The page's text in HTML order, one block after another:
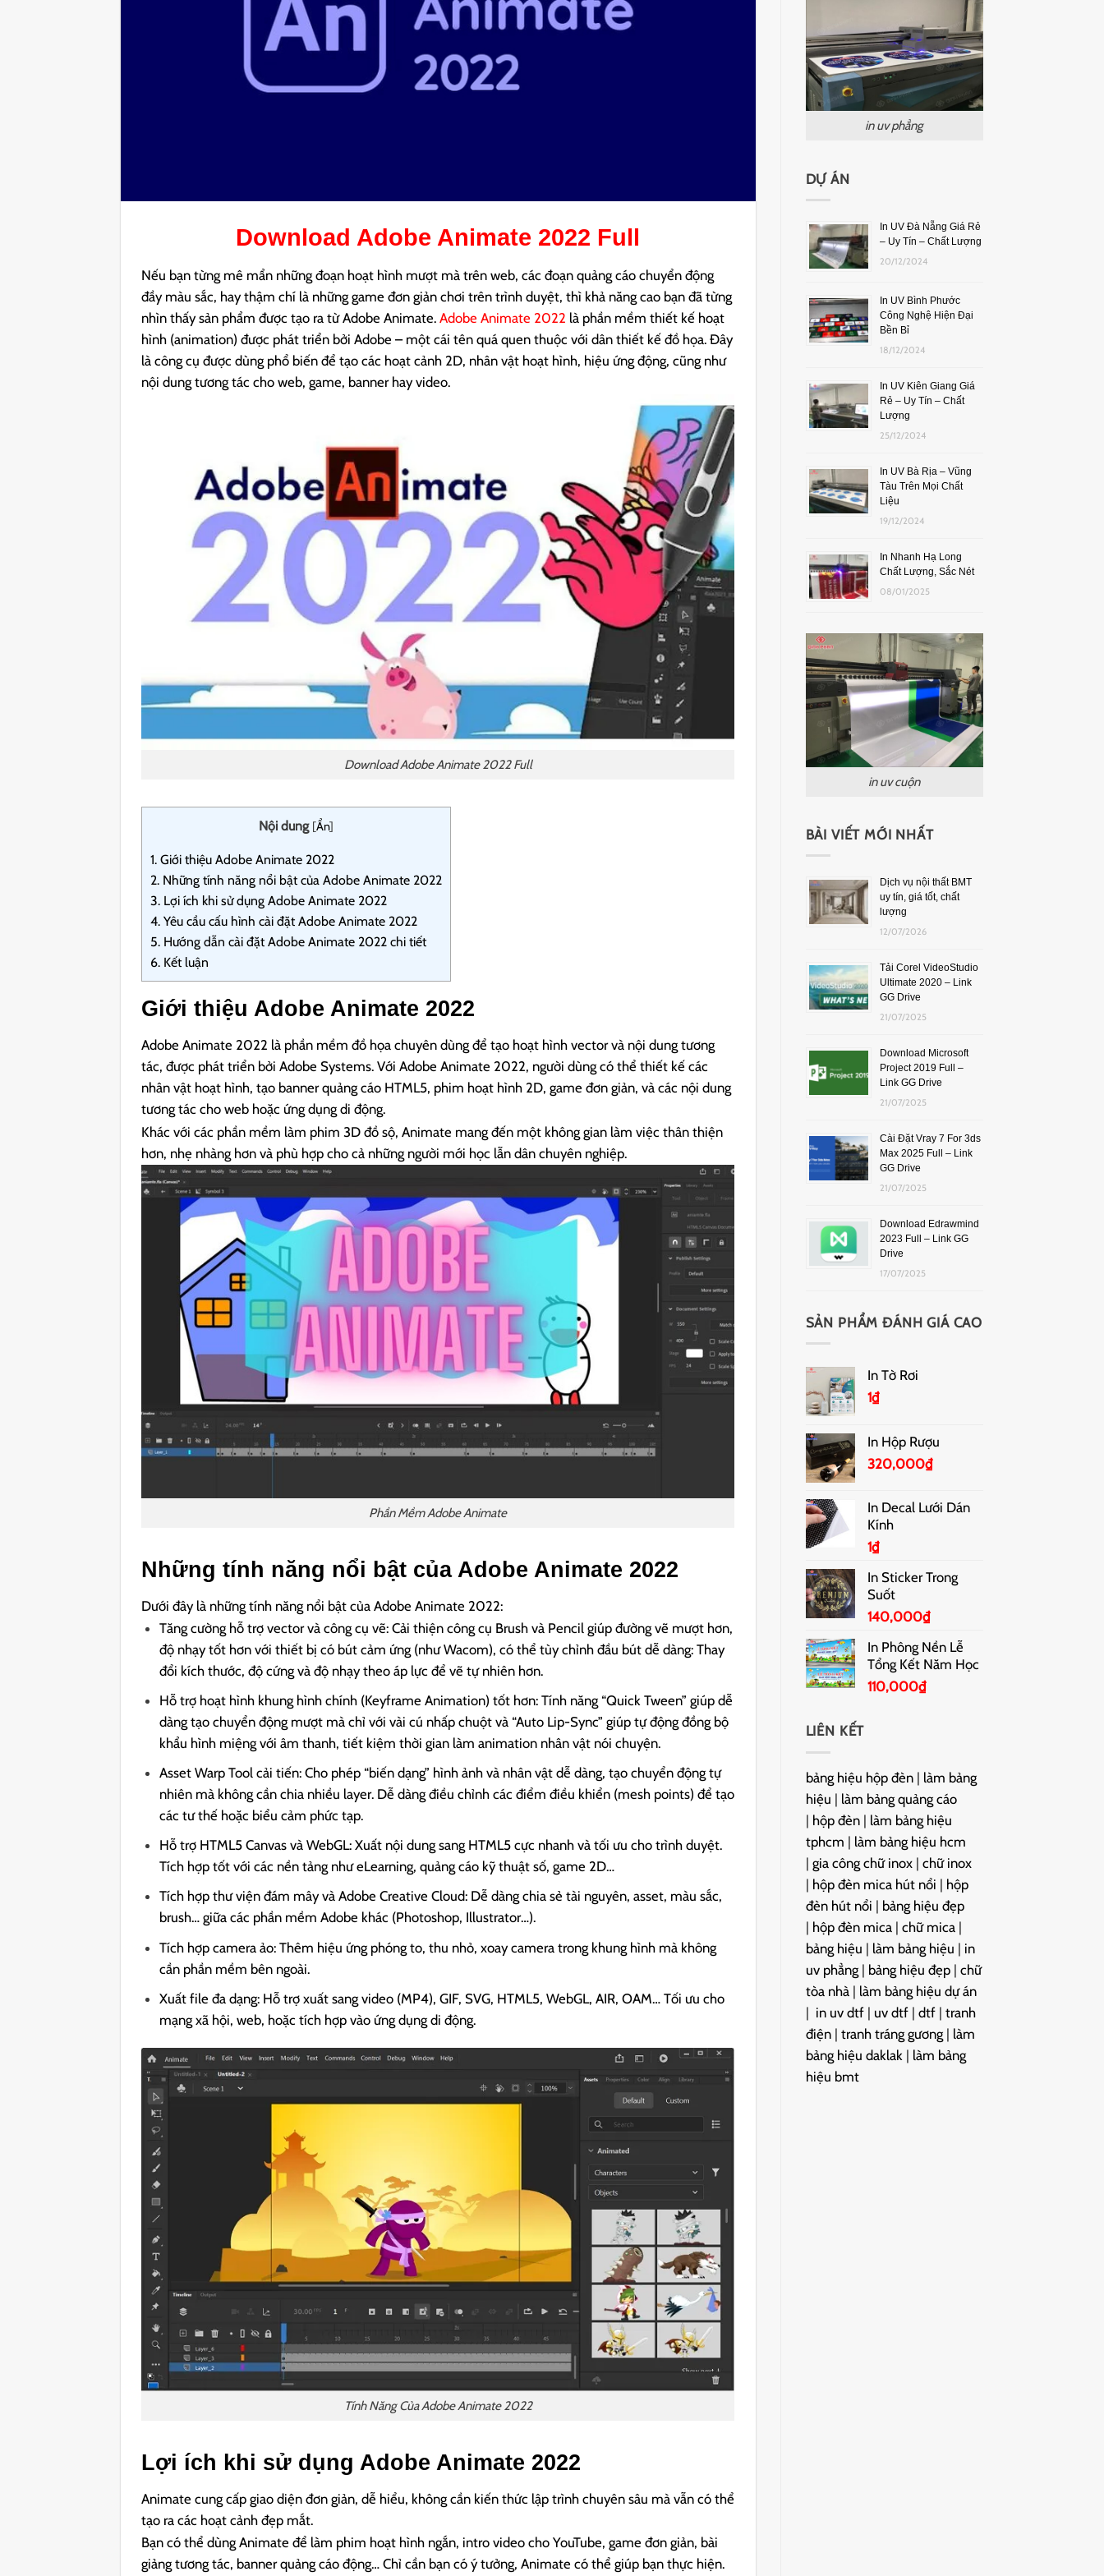
Download Adobe Animate 2022 Full
Nếu bạn từng mê mẩn những đoạn hoạt hình mượt mà trên web, các đoạn quảng cáo chuyển động
đầy màu sắc, hay thậm chí là những game đơn giản chơi trên trình duyệt, thì khả năng cao bạn đã từng
nhìn thấy sản phẩm được tạo ra từ Adobe Animate.Adobe Animate 2022 là phần mềm thiết kế hoạt
hình (animation) được phát triển bởi Adobe – một cái tên quá quen thuộc với dân thiết kế đồ họa. Đây
là công cụ được dùng phổ biến để tạo các hoạt cảnh 2D, nhân vật hoạt hình, hiệu ứng động, cũng như
nội dung tương tác cho web, game, banner hay video.
Download Adobe Animate 2022 Full
Nội dung [Ẩn]
1. Giới thiệu Adobe Animate 2022
2. Những tính năng nổi bật của Adobe Animate 2022
3. Lợi ích khi sử dụng Adobe Animate 2022
4. Yêu cầu cấu hình cài đặt Adobe Animate 2022
5. Hướng dẫn cài đặt Adobe Animate 2022 chi tiết
6. Kết luận
Giới thiệu Adobe Animate 2022
Adobe Animate 2022 là phần mềm đồ họa chuyên dùng để tạo hoạt hình vector và nội dung tương
tác, được phát triển bởi Adobe Systems. Với Adobe Animate 2022, người dùng có thể thiết kế các
nhân vật hoạt hình, tạo banner quảng cáo HTML5, phim hoạt hình 2D, game đơn giản, và các nội dung
tương tác cho web hoặc ứng dụng di động.
Khác với các phần mềm làm phim 3D đồ sộ, Animate mang đến một không gian làm việc thân thiện
hơn, nhẹ nhàng hơn và phù hợp cho cả những người mới học lẫn dân chuyên nghiệp.
Phần Mềm Adobe Animate
Những tính năng nổi bật của Adobe Animate 2022
Dưới đây là những tính năng nổi bật của Adobe Animate 2022:
Tăng cường hỗ trợ vector và công cụ vẽ: Cải thiện công cụ Brush và Pencil giúp đường vẽ mượt hơn,
độ nhạy tốt hơn với thiết bị có bút cảm ứng (như Wacom), có thể tùy chỉnh đầu bút dễ dàng: Thay
đổi kích thước, độ cứng và độ nhạy theo áp lực để vẽ tự nhiên hơn.
Hỗ trợ hoạt hình khung hình chính (Keyframe Animation) tốt hơn: Tính năng “Quick Tween” giúp dễ
dàng tạo chuyển động mượt mà chỉ với vài cú nhấp chuột và “Auto Lip-Sync” giúp tự động đồng bộ
khẩu hình miệng với âm thanh, tiết kiệm thời gian làm animation nhân vật nói chuyện.
Asset Warp Tool cải tiến: Cho phép “biến dạng” hình ảnh và nhân vật dễ dàng, tạo chuyển động tự
nhiên mà không cần chia nhiều layer. Dễ dàng điều chỉnh các điểm điều khiển (mesh points) để tạo
các tư thế hoặc biểu cảm phức tạp.
Hỗ trợ HTML5 Canvas và WebGL: Xuất nội dung sang HTML5 cực nhanh và tối ưu cho trình duyệt.
Tích hợp tốt với các nền tảng như eLearning, quảng cáo kỹ thuật số, game 2D…
Tích hợp thư viện đám mây và Adobe Creative Cloud: Dễ dàng chia sẻ tài nguyên, asset, màu sắc,
brush… giữa các phần mềm Adobe khác (Photoshop, Illustrator…).
Tích hợp camera ảo: Thêm hiệu ứng phóng to, thu nhỏ, xoay camera trong khung hình mà không
cần phần mềm bên ngoài.
Xuất file đa dạng: Hỗ trợ xuất sang video (MP4), GIF, SVG, HTML5, WebGL, AIR, OAM… Tối ưu cho
mạng xã hội, web, hoặc tích hợp vào ứng dụng di động.
Tính Năng Của Adobe Animate 2022
Lợi ích khi sử dụng Adobe Animate 2022
Animate cung cấp giao diện đơn giản, dễ hiểu, không cần kiến thức lập trình chuyên sâu mà vẫn có thể
tạo ra các hoạt cảnh đẹp mắt.
Bạn có thể dùng Animate để làm phim hoạt hình ngắn, intro video cho YouTube, game đơn giản, bài
giảng tương tác, banner quảng cáo động… Chỉ cần bạn có ý tưởng, Animate có thể giúp bạn thực hiện.
in uv phẳng
DỰ ÁN
In UV Đà Nẵng Giá Rẻ
– Uy Tín – Chất Lượng
20/12/2024
In UV Bình Phước
Công Nghệ Hiện Đại
Bền Bỉ
18/12/2024
In UV Kiên Giang Giá
Rẻ – Uy Tín – Chất
Lượng
25/12/2024
In UV Bà Rịa – Vũng
Tàu Trên Mọi Chất
Liệu
19/12/2024
In Nhanh Hạ Long
Chất Lượng, Sắc Nét
08/01/2025
in uv cuộn
BÀI VIẾT MỚI NHẤT
Dịch vụ nội thất BMT
uy tín, giá tốt, chất
lượng
12/07/2026
Tải Corel VideoStudio
Ultimate 2020 – Link
GG Drive
21/07/2025
Download Microsoft
Project 2019 Full –
Link GG Drive
21/07/2025
Cài Đặt Vray 7 For 3ds
Max 2025 Full – Link
GG Drive
21/07/2025
Download Edrawmind
2023 Full – Link GG
Drive
17/07/2025
SẢN PHẨM ĐÁNH GIÁ CAO
In Tờ Rơi
1₫
In Hộp Rượu
320,000₫
In Decal Lưới Dán
Kính
1₫
In Sticker Trong
Suốt
140,000₫
In Phông Nền Lễ
Tổng Kết Năm Học
110,000₫
LIÊN KẾT
bảng hiệu hộp đèn| làm bảng
hiệu | làm bảng quảng cáo
| hộp đèn| làm bảng hiệu
tphcm | làm bảng hiệu hcm
| gia công chữ inox| chữ inox
| hộp đèn mica hút nổi | hộp
đèn hút nổi | bảng hiệu đẹp
| hộp đèn mica| chữ mica|
bảng hiệu | làm bảng hiệu | in
uv phẳng| bảng hiệu đẹp| chữ
tòa nhà| làm bảng hiệu dự án
| in uv dtf| uv dtf| dtf| tranh
điện| tranh tráng gương| làm
bảng hiệu daklak| làm bảng
hiệu bmt